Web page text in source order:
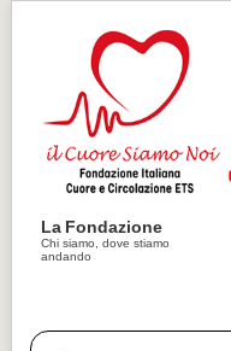
La Fondazione
Chi siamo, dove stiamo
andando